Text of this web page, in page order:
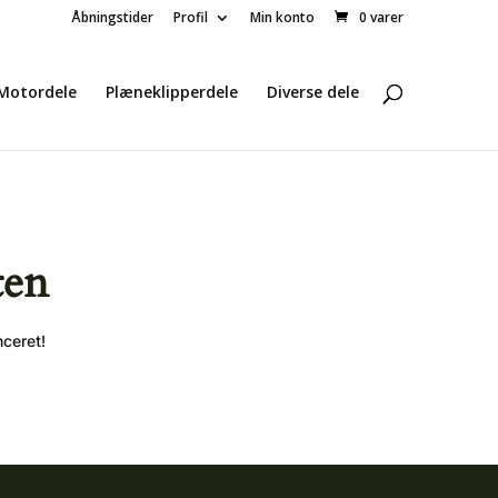
Åbningstider Profil Min konto 0 varer
Plæneklipperdele Diverse dele